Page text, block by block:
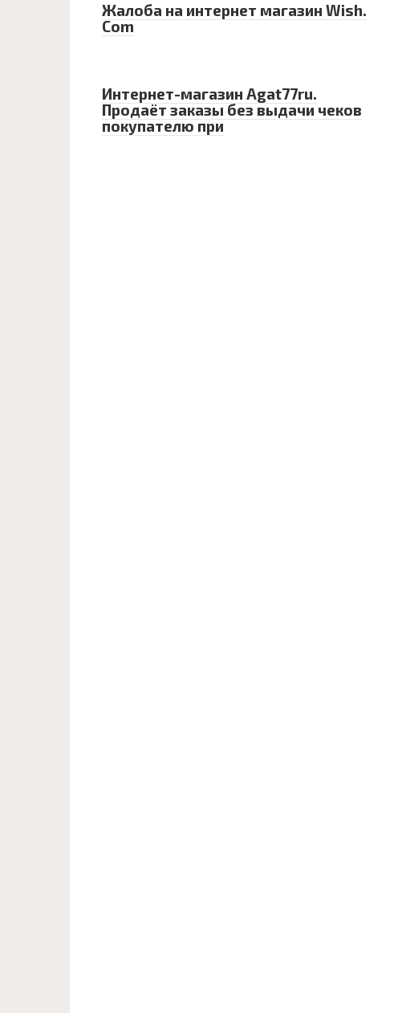
Жалоба на интернет магазин Wish.
Com
Интернет-магазин Agat77ru.
Продаёт заказы без выдачи чеков
покупателю при